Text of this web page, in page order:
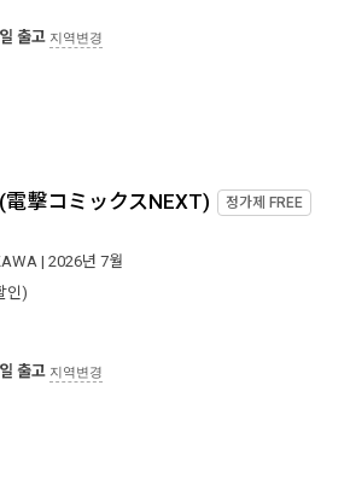
출고 지역변경
擊コミックスNEXT) 정가제 FREE
| 2026년 7월
인)
출고 지역변경